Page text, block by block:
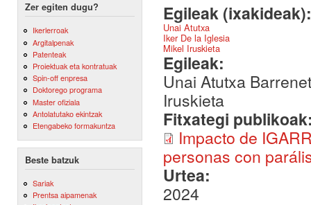
Zer egiten dugu?
Ikerlerroak
Argitalpenak
Patenteak
Proiektuak eta kontratuak
Spin-off enpresa
Doktorego programa
Master ofiziala
Antolatutako ekintzak
Etengabeko formakuntza
Beste batzuk
Sariak
Prentsa aipamenak
Egileak
Unai Atutxa
Iker De la Iglesia
Mikel Iruskieta
Egileak:
Unai Atutxa
Iruskieta
Fitxategi
Impacto de
personas con
Urtea:
2024